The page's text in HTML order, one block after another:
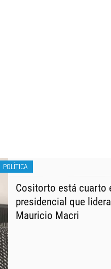
POLÍTICA
Cositorto está cuarto
presidencial que
Mauricio Macri